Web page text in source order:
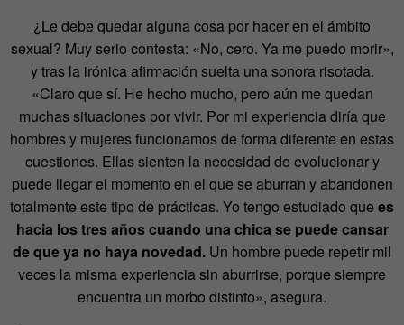
¿Le debe quedar alguna cosa por hacer en el ámbito
sexual? Muy serio contesta: «No, cero. Ya me puedo morir»,
y tras la irónica afirmación suelta una sonora risotada.
«Claro que sí. He hecho mucho, pero aún me quedan
muchas situaciones por vivir. Por mi experiencia diría que
hombres y mujeres funcionamos de forma diferente en estas
cuestiones. Ellas sienten la necesidad de evolucionar y
puede llegar el momento en el que se aburran y abandonen
totalmente este tipo de prácticas. Yo tengo estudiado que es
hacia los tres años cuando una chica se puede cansar
de que ya no haya novedad. Un hombre puede repetir mil
veces la misma experiencia sin aburrirse, porque siempre
encuentra un morbo distinto», asegura.